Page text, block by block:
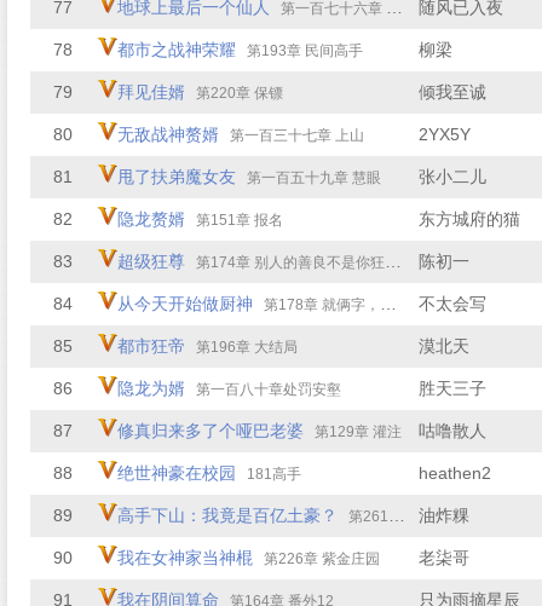
77 地球上最后一个仙人 第一百七十六章 打扰了 随风已入夜
78 都市之战神荣耀 第193章 民间高手 柳梁
79 拜见佳婿 第220章 保镖 倾我至诚
80 无敌战神赘婿 第一百三十七章 上山 2YX5Y
81 甩了扶弟魔女友 第一百五十九章 慧眼 张小二儿
82 隐龙赘婿 第151章 报名 东方城府的猫
83 超级狂尊 第174章 别人的善良不是你狂傲的资本 陈初一
84 从今天开始做厨神 第178章 就俩字，酸爽！ 不太会写
85 都市狂帝 第196章 大结局 漠北天
86 隐龙为婿 第一百八十章处罚安壑 胜天三子
87 修真归来多了个哑巴老婆 第129章 灌注 咕噜散人
88 绝世神豪在校园 181高手 heathen2
89 高手下山：我竟是百亿土豪？ 第261章 不懂得怜香惜玉 油炸粿
90 我在女神家当神棍 第226章 紫金庄园 老柒哥
91 我在阴间算命 第164章 番外12 只为雨摘星辰